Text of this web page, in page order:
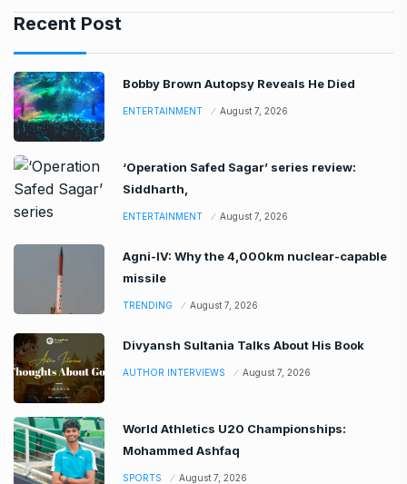
Recent Post
Bobby Brown Autopsy Reveals He Died
ENTERTAINMENT August 7, 2026
‘Operation Safed Sagar’ series review:
Siddharth,
ENTERTAINMENT August 7, 2026
Agni-IV: Why the 4,000km nuclear-capable
missile
TRENDING August 7, 2026
Divyansh Sultania Talks About His Book
AUTHOR INTERVIEWS August 7, 2026
World Athletics U20 Championships:
Mohammed Ashfaq
SPORTS August 7, 2026